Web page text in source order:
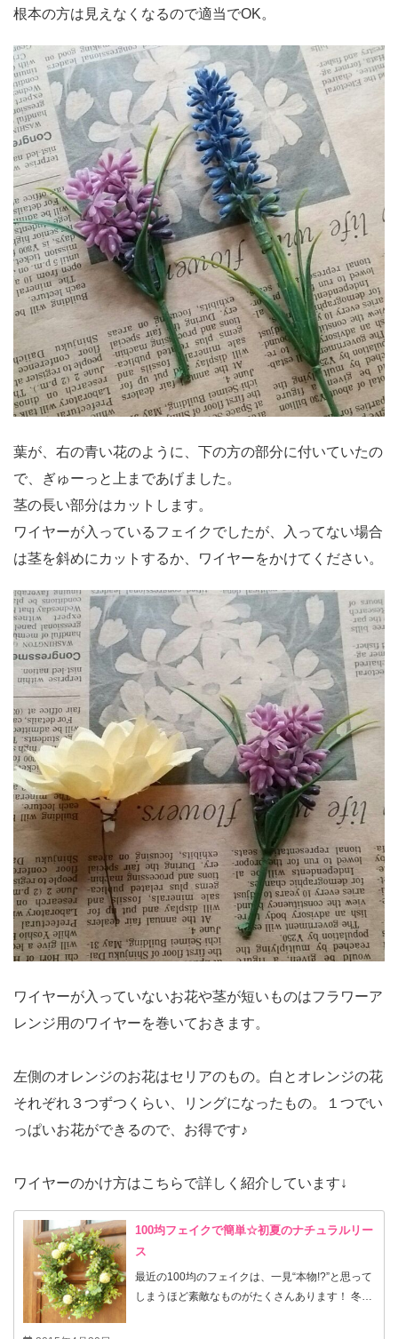
根本の方は見えなくなるので適当でOK。
葉が、右の青い花のように、下の方の部分に付いていたの
で、ぎゅーっと上まであげました。
茎の長い部分はカットします。
ワイヤーが入っているフェイクでしたが、入ってない場合
は茎を斜めにカットするか、ワイヤーをかけてください。
ワイヤーが入っていないお花や茎が短いものはフラワーア
レンジ用のワイヤーを巻いておきます。
左側のオレンジのお花はセリアのもの。白とオレンジの花
それぞれ３つずつくらい、リングになったもの。１つでい
っぱいお花ができるので、お得です♪
ワイヤーのかけ方はこちらで詳しく紹介しています↓
100均フェイクで簡単☆初夏のナチュラルリー
ス
最近の100均のフェイクは、一見“本物!?”と思って
しまうほど素敵なものがたくさんあります！ 冬場